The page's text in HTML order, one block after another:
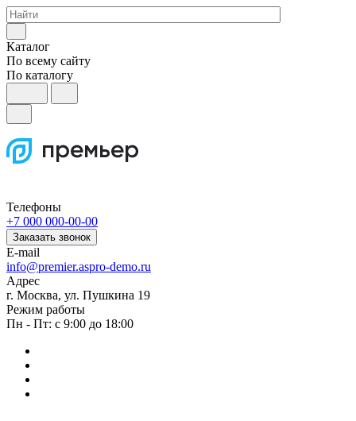
Каталог
По всему сайту
По каталогу
Телефоны
+7 000 000-00-00
Заказать звонок
E-mail
info@premier.aspro-demo.ru
Адрес
г. Москва, ул. Пушкина 19
Режим работы
Пн - Пт: с 9:00 до 18:00